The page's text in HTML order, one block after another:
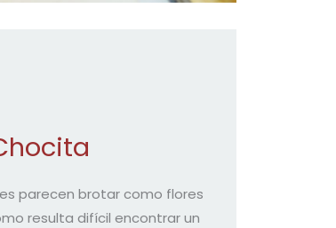
parecen brotar como flores
resulta difícil encontrar un